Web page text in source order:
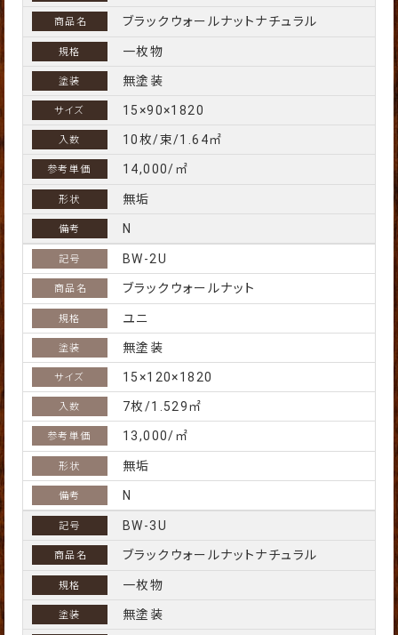
ブラックウォールナットナチュラル
一枚物
無塗装
15×90×1820
10枚/束/1.64㎡
14,000/㎡
無垢
N
BW-2U
ブラックウォールナット
ユニ
無塗装
15×120×1820
7枚/1.529㎡
13,000/㎡
無垢
N
BW-3U
ブラックウォールナットナチュラル
一枚物
無塗装